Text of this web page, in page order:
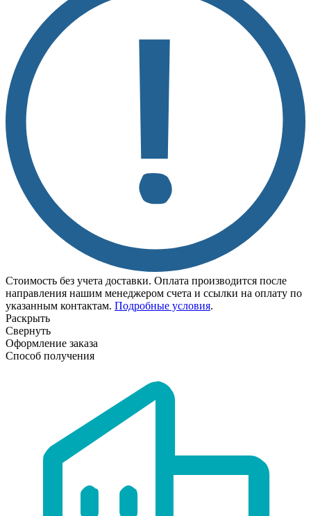
Стоимость без учета доставки. Оплата производится после
направления нашим менеджером счета и ссылки на оплату по
указанным контактам. Подробные условия.
Раскрыть
Свернуть
Оформление заказа
Способ получения